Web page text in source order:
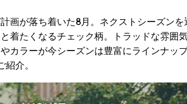
画が落ち着いた8月。ネクストシーズン
着たくなるチェック柄。トラッドな雰囲
カラーが今シーズンは豊富にラインナッ
介。